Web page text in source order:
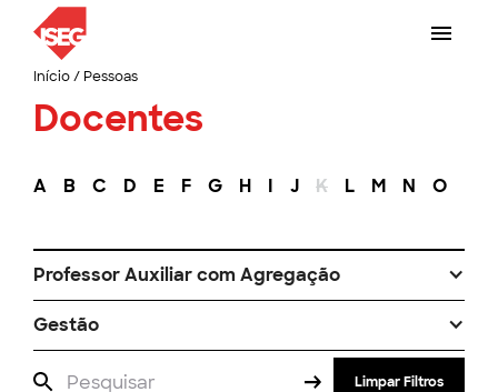
Início/ Pessoas
Docentes
A B C D E F G H I J K L M N O
Professor Auxiliar com Agregação
Gestão
Limpar Filtros